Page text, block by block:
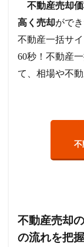
不動産売却価
高く売却がで
不動産一括サ
60秒！不動産
て、相場や不
不
不動産売却
の流れを把握